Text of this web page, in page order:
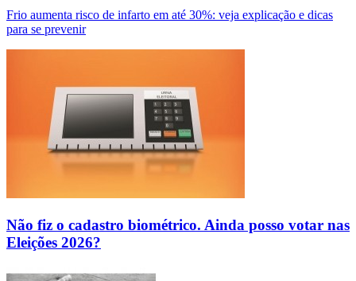
Frio aumenta risco de infarto em até 30%: veja explicação e dicas
para se prevenir
Não fiz o cadastro biométrico. Ainda posso votar nas
Eleições 2026?